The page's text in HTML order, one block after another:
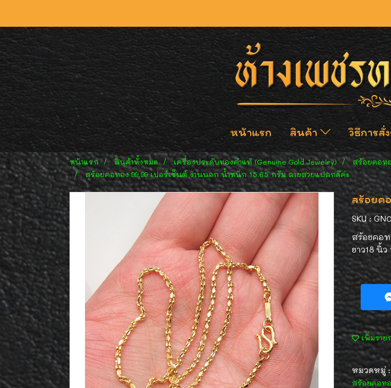
หน้าแรก สินค้า วิธีการสั่
หน้าแรก สินค้าทั้งหมด เครื่องประดับทองคำแท้ (Genuine Gold Jewelry)
สร้อยคอท
สร้อยคอทอง 99.99 เปอร์เซ็นต์ งานนอก น้ำหนัก 15.65 กรัม ลายสวยแปลกดีค่ะ
สร้อยค
SKU :
สร้อยคอ
ยาว18 นิ้
เพิ่มราย
หมวดหมู่ :
สร้อยคอท